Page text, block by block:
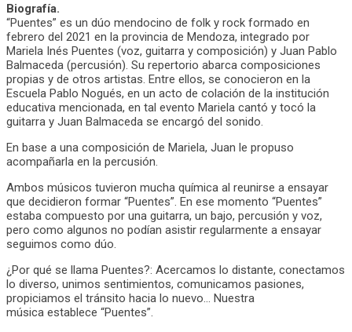
Biografía.
“Puentes” es un dúo mendocino de folk y rock formado en
febrero del 2021 en la provincia de Mendoza, integrado por
Mariela Inés Puentes (voz, guitarra y composición) y Juan Pablo
Balmaceda (percusión). Su repertorio abarca composiciones
propias y de otros artistas. Entre ellos, se conocieron en la
Escuela Pablo Nogués, en un acto de colación de la institución
educativa mencionada, en tal evento Mariela cantó y tocó la
guitarra y Juan Balmaceda se encargó del sonido.
En base a una composición de Mariela, Juan le propuso
acompañarla en la percusión.
Ambos músicos tuvieron mucha química al reunirse a ensayar
que decidieron formar “Puentes”. En ese momento “Puentes”
estaba compuesto por una guitarra, un bajo, percusión y voz,
pero como algunos no podían asistir regularmente a ensayar
seguimos como dúo.
¿Por qué se llama Puentes?: Acercamos lo distante, conectamos
lo diverso, unimos sentimientos, comunicamos pasiones,
propiciamos el tránsito hacia lo nuevo… Nuestra
música establece “Puentes”.